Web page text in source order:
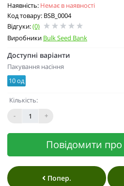
Наявність: Немає в наявності
Код товару: BSB_0004
Відгуки:(0)
Виробники Bulk Seed Bank
Доступні варіанти
Пакування насіння
10 од
Кількість:
-
+
Повідомити про
Попер.